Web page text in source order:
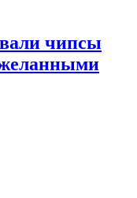
чипсы